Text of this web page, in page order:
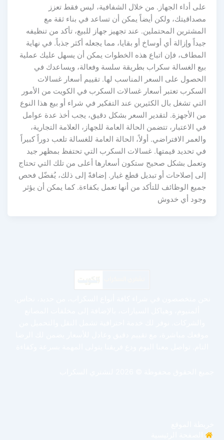
على أداء الجهاز. من خلال الشفافية، ليس فقط تعزز
مصداقيتك، ولكن أيضاً يمكن أن تساعد في بناء ثقة مع
المشترين المحتملين. عند تجهيز جهاز للبيع، تأكد من تنظيفه
جيداً وإزالة أي أوساخ أو بقايا، مما يجعله أكثر جذباً. في نهاية
المطاف، فإن اتباع هذه الخطوات يمكن أن يسهل عليك عملية
بيع الغسالة سكراب بطريقة سلسة وفعالة، ويساعدك في
الحصول على السعر المناسب لها. تقييم أسعار غسالات
السكرب تعتبر أسعار غسالات السكرب في الكويت من الأمور
التي تشغل بال الكثيرين عند التفكير في شراء أو بيع هذا النوع
من الأجهزة. لتقدير السعر بشكل دقيق، يجب أخذ عدة عوامل
في الاعتبار، تتضمن الحالة العامة للجهاز، العلامة التجارية،
والعمر الافتراضي. أولاً، الحالة العامة للغسالة تلعب دوراً كبيراً
في تحديد قيمتها. غسالات السكرب التي تحتفظ بمظهر جيد
وتعمل بشكل صحيح ستكون أسعارها أعلى من تلك التي تحتاج
إلى إصلاحات أو تبديل قطع غيار. إضافةً إلى ذلك، يُفضّل فحص
جميع الوظائف للتأكد من أنها تعمل بكفاءة. كما يمكن أن يؤثر
وجود أي خدوش